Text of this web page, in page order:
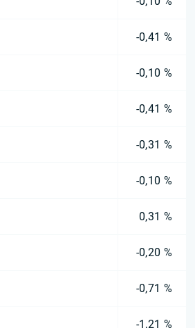
-0,41 %
-0,10 %
-0,41 %
-0,31 %
-0,10 %
0,31 %
-0,20 %
-0,71 %
-1,21 %